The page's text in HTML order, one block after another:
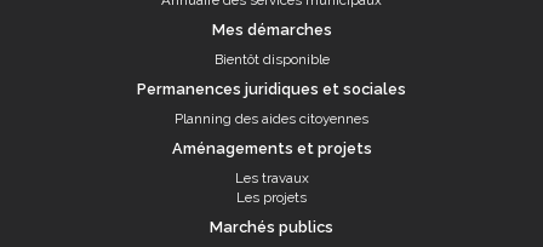
Mes démarches
Bientôt disponible
Permanences juridiques et sociales
Planning des aides citoyennes
Aménagements et projets
Les travaux
Les projets
Marchés publics